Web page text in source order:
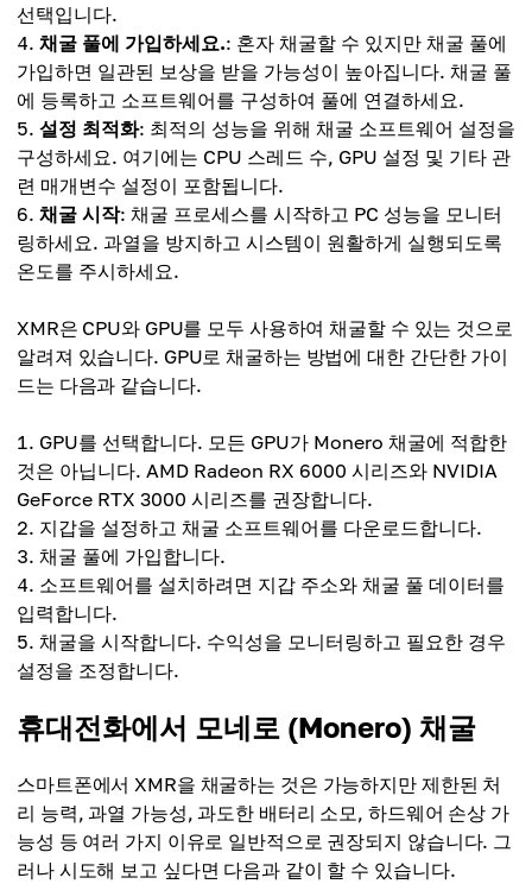
선택입니다.
채굴 풀에 가입하세요.: 혼자 채굴할 수 있지만 채굴 풀에
가입하면 일관된 보상을 받을 가능성이 높아집니다. 채굴 풀
에 등록하고 소프트웨어를 구성하여 풀에 연결하세요.
설정 최적화: 최적의 성능을 위해 채굴 소프트웨어 설정을
구성하세요. 여기에는 CPU 스레드 수, GPU 설정 및 기타 관
련 매개변수 설정이 포함됩니다.
채굴 시작: 채굴 프로세스를 시작하고 PC 성능을 모니터
링하세요. 과열을 방지하고 시스템이 원활하게 실행되도록
온도를 주시하세요.
XMR은 CPU와 GPU를 모두 사용하여 채굴할 수 있는 것으로
알려져 있습니다. GPU로 채굴하는 방법에 대한 간단한 가이
드는 다음과 같습니다.
GPU를 선택합니다. 모든 GPU가 Monero 채굴에 적합한
것은 아닙니다. AMD Radeon RX 6000 시리즈와 NVIDIA
GeForce RTX 3000 시리즈를 권장합니다.
지갑을 설정하고 채굴 소프트웨어를 다운로드합니다.
채굴 풀에 가입합니다.
소프트웨어를 설치하려면 지갑 주소와 채굴 풀 데이터를
입력합니다.
채굴을 시작합니다. 수익성을 모니터링하고 필요한 경우
설정을 조정합니다.
휴대전화에서 모네로 (Monero) 채굴
스마트폰에서 XMR을 채굴하는 것은 가능하지만 제한된 처
리 능력, 과열 가능성, 과도한 배터리 소모, 하드웨어 손상 가
능성 등 여러 가지 이유로 일반적으로 권장되지 않습니다. 그
러나 시도해 보고 싶다면 다음과 같이 할 수 있습니다.